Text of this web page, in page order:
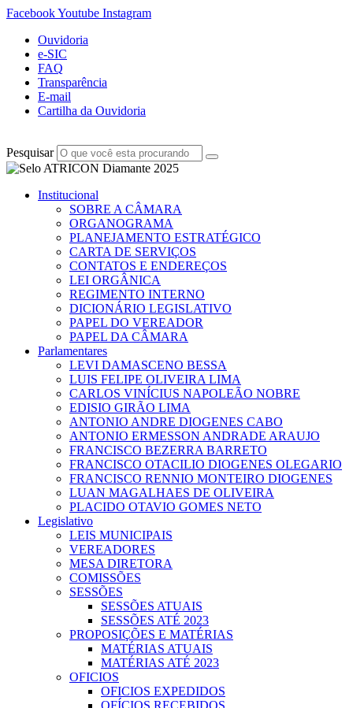
FacebookYoutube Instagram
Ouvidoria
e-SIC
FAQ
Transparência
E-mail
Cartilha da Ouvidoria
Pesquisar
Institucional
SOBRE A CÂMARA
ORGANOGRAMA
PLANEJAMENTO ESTRATÉGICO
CARTA DE SERVIÇOS
CONTATOS E ENDEREÇOS
LEI ORGÂNICA
REGIMENTO INTERNO
DICIONÁRIO LEGISLATIVO
PAPEL DO VEREADOR
PAPEL DA CÂMARA
Parlamentares
LEVI DAMASCENO BESSA
LUIS FELIPE OLIVEIRA LIMA
CARLOS VINÍCIUS NAPOLEÃO NOBRE
EDISIO GIRÃO LIMA
ANTONIO ANDRE DIOGENES CABO
ANTONIO ERMESSON ANDRADE ARAUJO
FRANCISCO BEZERRA BARRETO
FRANCISCO OTACILIO DIOGENES OLEGARIO
FRANCISCO RENNIO MONTEIRO DIOGENES
LUAN MAGALHAES DE OLIVEIRA
PLACIDO OTAVIO GOMES NETO
Legislativo
LEIS MUNICIPAIS
VEREADORES
MESA DIRETORA
COMISSÕES
SESSÕES
SESSÕES ATUAIS
SESSÕES ATÉ 2023
PROPOSIÇÕES E MATÉRIAS
MATÉRIAS ATUAIS
MATÉRIAS ATÉ 2023
OFICIOS
OFICIOS EXPEDIDOS
OFÍCIOS RECEBIDOS